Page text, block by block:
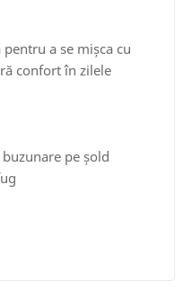
a se mișca cu
confort în zilele
pe șold